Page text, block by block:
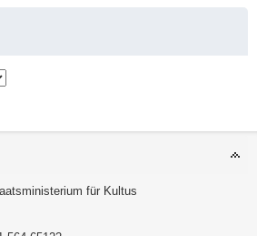
für Kultus